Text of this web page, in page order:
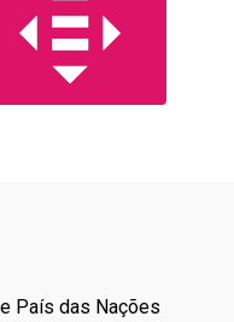
País das Nações